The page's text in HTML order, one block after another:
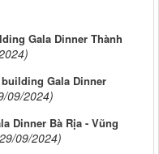
Gala Dinner Thành
Gala Dinner
09/2024)
Dinner Bà Rịa - Vũng
09/2024)